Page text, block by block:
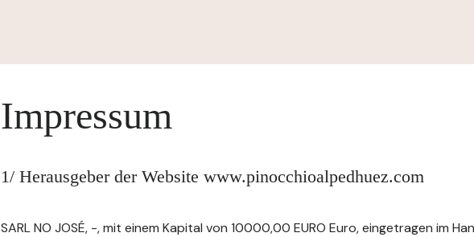
Impressum
1/ Herausgeber der Website www.pinocchioalpedhuez.com
SARL NO JOSÉ, -, mit einem Kapital von 10000,00 EURO Euro, eingetragen im